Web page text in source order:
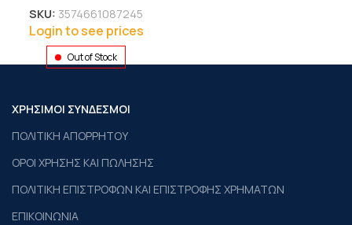
SKU: 3574661087245
Login to see prices
Out of Stock
ΧΡΗΣΙΜΟΙ ΣΥΝΔΕΣΜΟΙ
ΠΟΛΙΤΙΚΗ ΑΠΟΡΡΗΤΟΥ
ΟΡΟΙ ΧΡΗΣΗΣ ΚΑΙ ΠΩΛΗΣΗΣ
ΠΟΛΙΤΙΚΗ ΕΠΙΣΤΡΟΦΩΝ ΚΑΙ ΕΠΙΣΤΡΟΦΗΣ ΧΡΗΜΑΤΩΝ
ΕΠΙΚΟΙΝΩΝΙΑ